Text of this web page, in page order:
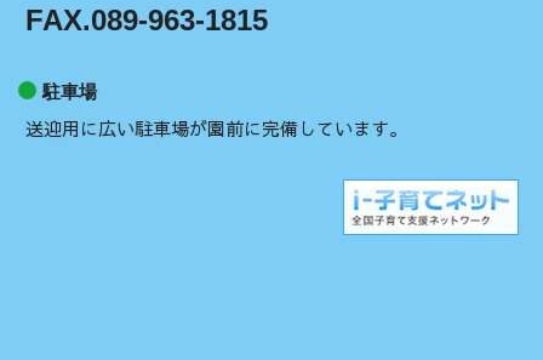
FAX.089-963-1815
駐車場
送迎用に広い駐車場が園前に完備しています。